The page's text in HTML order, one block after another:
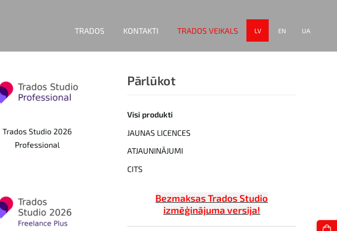
TRADOS KONTAKTI TRADOS VEIKALS LV EN UA
Pārlūkot
Visi produkti
JAUNAS LICENCES
ATJAUNINĀJUMI
CITS
Bezmaksas Trados Studio
izmēģinājuma versija!
Trados Studio 2026
Professional